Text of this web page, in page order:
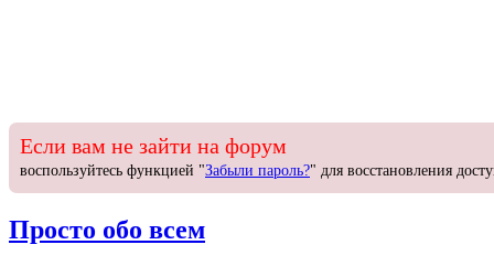
Если вам не зайти на форум
воспользуйтесь функцией "Забыли пароль?" для восстановления
Просто обо всем